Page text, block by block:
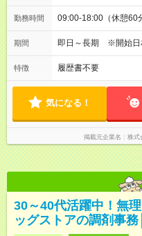
勤務時間 09:00-18:00（休憩60
期間 即日～長期 ※開始日
特徴 履歴書不要
気になる！
掲載元企業名 株式
30～40代活躍中！無
ッグストアの調剤事